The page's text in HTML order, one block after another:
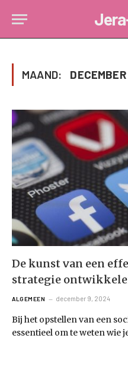
MAAND:
De kunst van een
strategie
ALGEMEEN december 9, 2024
Bij het opstellen van een
essentieel om te weten wie